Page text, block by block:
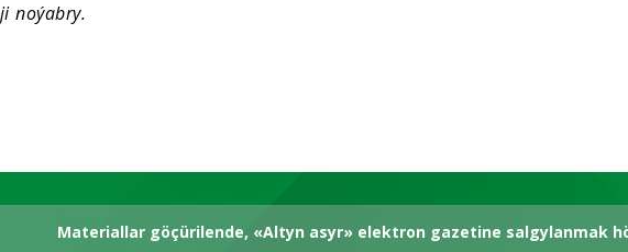
noýabry.
Materiallar göçürilende, «Altyn asyr» elektron gazetine salgylanmak